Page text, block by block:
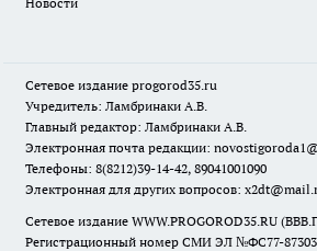
Сетевое издание progorod35.ru
Учредитель: Ламбринаки А.В.
Главный редактор: Ламбринаки А.В.
Электронная почта редакции:
Телефоны: 8(8212)39-14-42, 89041001090
Электронная для других вопросов:
Сетевое издание WWW.PROGOROD35.RU
Регистрационный номер СМИ ЭЛ №ФС77-87303